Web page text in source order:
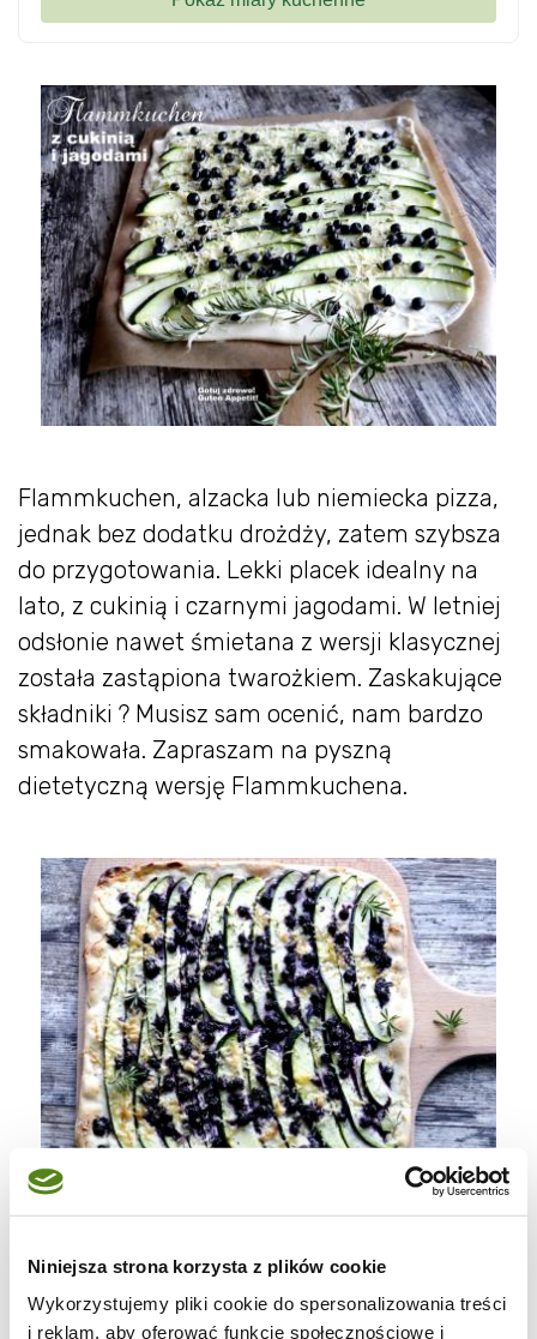
Niniejsza strona korzysta z plików cookie
Wykorzystujemy pliki cookie do spersonalizowania treści
i reklam, aby oferować funkcje społecznościowe i
Flammkuchen, alzacka lub niemiecka pizza,
jednak bez dodatku drożdży, zatem szybsza
do przygotowania. Lekki placek idealny na
lato, z cukinią i czarnymi jagodami. W letniej
odsłonie nawet śmietana z wersji klasycznej
została zastąpiona twarożkiem. Zaskakujące
składniki ? Musisz sam ocenić, nam bardzo
smakowała. Zapraszam na pyszną
dietetyczną wersję Flammkuchena.
240 g mąki orkiszowej 630
135 g wody